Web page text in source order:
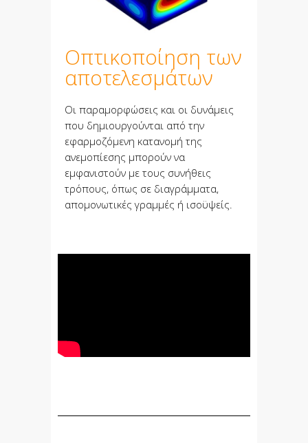
Οπτικοποίηση των
αποτελεσμάτων
Οι παραμορφώσεις και οι δυνάμεις
που δημιουργούνται από την
εφαρμοζόμενη κατανομή της
ανεμοπίεσης μπορούν να
εμφανιστούν με τους συνήθεις
τρόπους, όπως σε διαγράμματα,
απομονωτικές γραμμές ή ισοϋψείς.